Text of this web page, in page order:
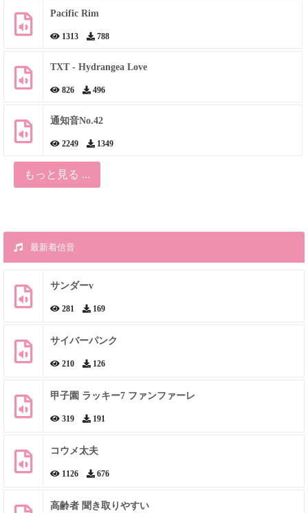
Pacific Rim
1313 788
TXT - Hydrangea Love
826 496
通知音No.42
2249 1349
もっと見る ...
最新着信音
サンダーv
281 169
サイバーパンク
210 126
甲子園 ラッキー7 ファンファーレ
319 191
コウメ太夫
1126 676
高齢者 聞き取りやすい